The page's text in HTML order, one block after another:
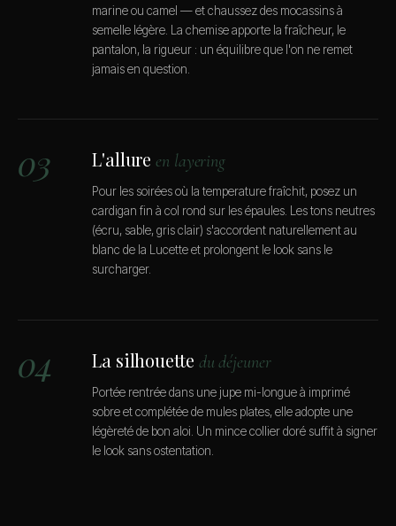
marine ou camel — et chaussez des mocassins à
semelle légère. La chemise apporte la fraîcheur, le
pantalon, la rigueur : un équilibre que l'on ne remet
jamais en question.
03 L'allureen layering
Pour les soirées où la temperature fraîchit, posez un
cardigan fin à col rond sur les épaules. Les tons neutres
(écru, sable, gris clair) s'accordent naturellement au
blanc de la Lucette et prolongent le look sans le
surcharger.
04 La silhouette du déjeuner
Portée rentrée dans une jupe mi-longue à imprimé
sobre et complétée de mules plates, elle adopte une
légèreté de bon aloi. Un mince collier doré suffit à signer
le look sans ostentation.